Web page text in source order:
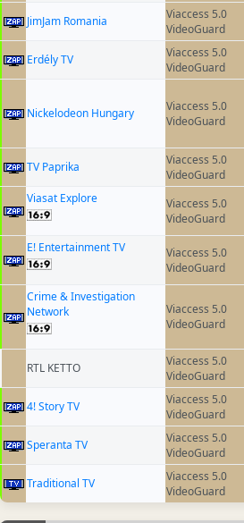
JimJam Romania
Viaccess 5.0
VideoGuard
Erdély TV
Viaccess 5.0
VideoGuard
Nickelodeon Hungary
Viaccess 5.0
VideoGuard
TV Paprika
Viaccess 5.0
VideoGuard
Viasat Explore
Viaccess 5.0
VideoGuard
E! Entertainment TV
Viaccess 5.0
VideoGuard
Crime & Investigation
Network
Viaccess 5.0
VideoGuard
RTL KETTO
Viaccess 5.0
VideoGuard
4! Story TV
Viaccess 5.0
VideoGuard
Speranta TV
Viaccess 5.0
VideoGuard
Traditional TV
Viaccess 5.0
VideoGuard